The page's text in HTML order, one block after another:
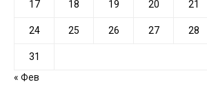
17 18 19 20 21
24 25 26 27 28
31
« Фев